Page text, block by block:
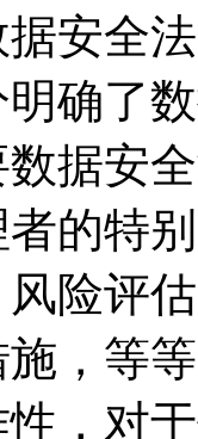
安全
确了
据安
的特
险评
，等
，对